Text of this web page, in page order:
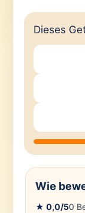
Dieses
Wie
★ 0,0/50